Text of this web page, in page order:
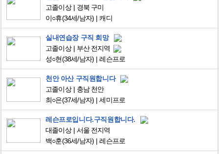
고졸이상
경북 구미
이○휴(34세/남자) 캐디
실내연습장 구직 희망
고졸이상
부산 전지역
성○현(38세/남자) 레슨프로
천안 아산 구직원합니다
고졸이상
충남 천안
최○은(37세/남자) 세미프로
레슨프로입니다.구직원합니다.
대졸이상
서울 전지역
백○훈(36세/남자) 레슨프로